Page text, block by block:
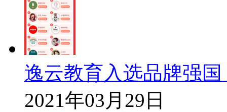
逸云教育入选品牌强
2021年03月29日